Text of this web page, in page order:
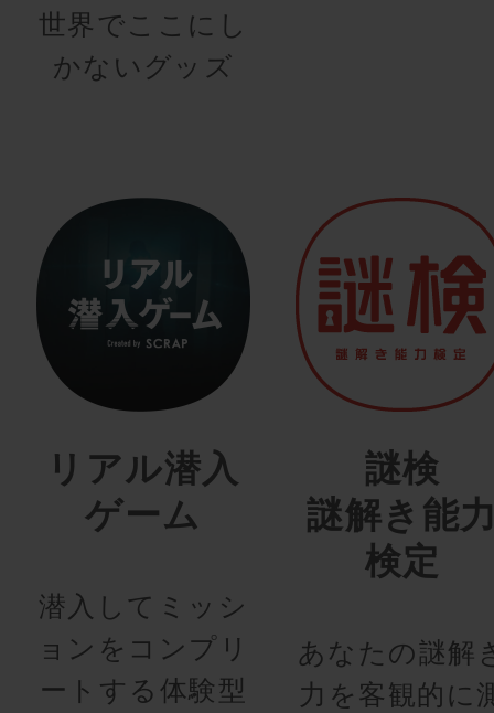
世界でここにし
かないグッズ
リアル潜入
ゲーム
潜入してミッシ
ョンをコンプリ
ートする体験型
謎検
謎解き能
検定
あなたの謎解
力を客観的に